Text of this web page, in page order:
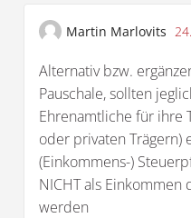
Martin Marlovits
Alternativ bzw.
Pauschale, sollten
Ehrenamtliche für ihre
oder privaten Trägern)
(Einkommens-)
NICHT als Einkommen
werden